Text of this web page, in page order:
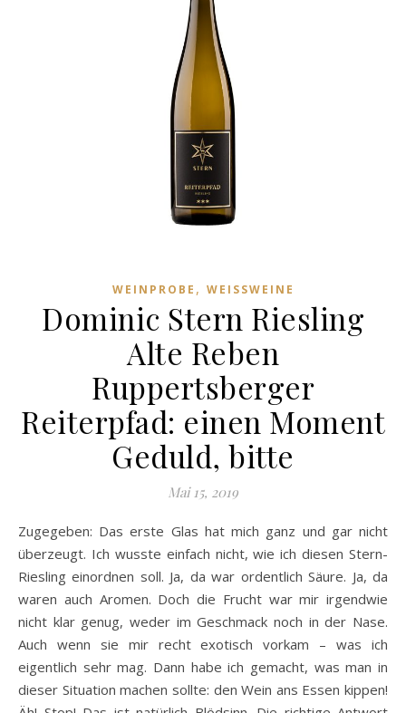
WEINPROBE , WEISSWEINE
Dominic Stern Riesling
Alte Reben
Ruppertsberger
Reiterpfad: einen Moment
Geduld, bitte
Mai 15, 2019
Zugegeben: Das erste Glas hat mich ganz und gar nicht
überzeugt. Ich wusste einfach nicht, wie ich diesen Stern-
Riesling einordnen soll. Ja, da war ordentlich Säure. Ja, da
waren auch Aromen. Doch die Frucht war mir irgendwie
nicht klar genug, weder im Geschmack noch in der Nase.
Auch wenn sie mir recht exotisch vorkam – was ich
eigentlich sehr mag. Dann habe ich gemacht, was man in
dieser Situation machen sollte: den Wein ans Essen kippen!